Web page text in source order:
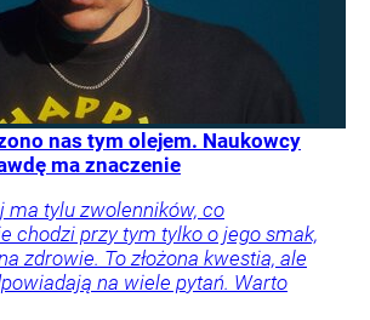
nas tym olejem. Naukowcy
ma znaczenie
ma tylu zwolenników, co
chodzi przy tym tylko o jego smak,
zdrowie. To złożona kwestia, ale
na wiele pytań. Warto